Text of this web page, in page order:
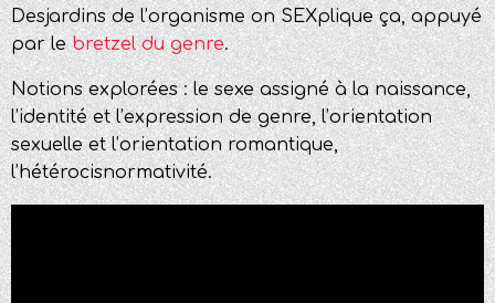
Desjardins de l’organisme on SEXplique ça, appuyé
par lebretzel du genre.
Notions explorées : le sexe assigné à la naissance,
l’identité et l’expression de genre, l’orientation
sexuelle et l’orientation romantique,
l’hétérocisnormativité.